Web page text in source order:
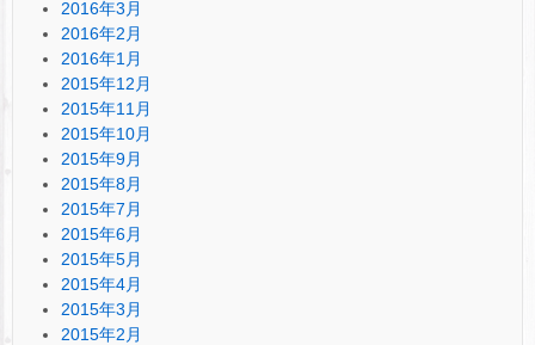
2016年3月
2016年2月
2016年1月
2015年12月
2015年11月
2015年10月
2015年9月
2015年8月
2015年7月
2015年6月
2015年5月
2015年4月
2015年3月
2015年2月